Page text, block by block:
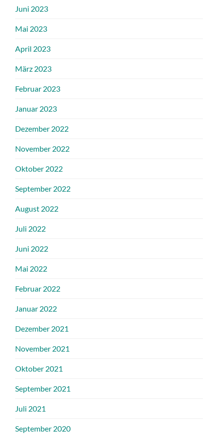
Juni 2023
Mai 2023
April 2023
März 2023
Februar 2023
Januar 2023
Dezember 2022
November 2022
Oktober 2022
September 2022
August 2022
Juli 2022
Juni 2022
Mai 2022
Februar 2022
Januar 2022
Dezember 2021
November 2021
Oktober 2021
September 2021
Juli 2021
September 2020